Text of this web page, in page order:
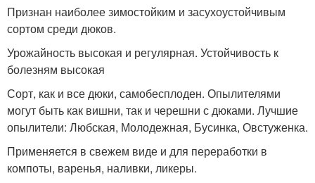
Признан наиболее зимостойким и засухоустойчивым
сортом среди дюков.
Урожайность высокая и регулярная. Устойчивость к
болезням высокая
Сорт, как и все дюки, самобесплоден. Опылителями
могут быть как вишни, так и черешни с дюками. Лучшие
опылители: Любская, Молодежная, Бусинка, Овстуженка.
Применяется в свежем виде и для переработки в
компоты, варенья, наливки, ликеры.